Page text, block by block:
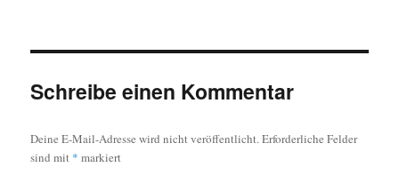
Schreibe einen Kommentar
Deine E-Mail-Adresse wird nicht veröffentlicht.Erforderliche Felder
sind mit * markiert